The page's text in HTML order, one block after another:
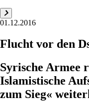
01.12.2016
Flucht vor den
Syrische Armee
Islamistische
zum Sieg«